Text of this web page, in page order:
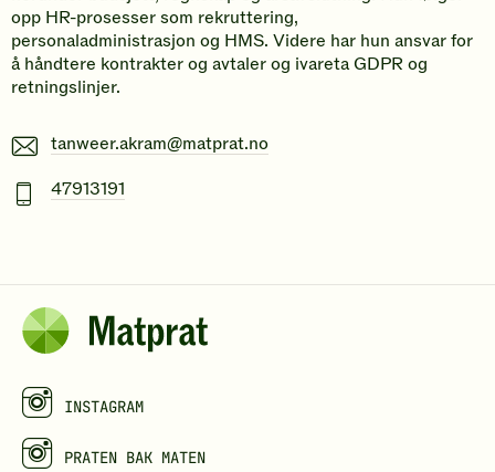
opp HR-prosesser som rekruttering,
personaladministrasjon og HMS. Videre har hun ansvar for
å håndtere kontrakter og avtaler og ivareta GDPR og
retningslinjer.
E-
tanweer.akram@matprat.no
Mobiltelefonnummer
47913191
INSTAGRAM
PRATEN BAK MATEN